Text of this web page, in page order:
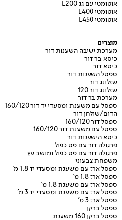
אוטומטי עם גג L200
אוטומטי L400
אוטומטי L450
מוצרים
מערכת ישיבה השענות דור
כיסא בר דור
כיסא דור
ספסל השענות דור
שזלונג דור
שזלונג דור 120
מערכת בר דור
ספסל עם משענת ומסעדי יד דור 160/120
הדום/שולחן דור
ספסל דור 160/120
ספסל עם משענת דור 160/120
כיסא הישענות דור
פרגולה דור עם פס כפול
פרגולה דור עם פס כפול ומושב עץ
משפחת צבעוני
ספסל ארז עם משענת ומסעדי יד 1.8 מ'
ספסל ארז 1.8 מ'
ספסל ארז עם משענת 1.8 מ'
ספסל ארז עם משענת ומסעדי יד 3 מ'
ספסל ארז 3 מ'
ספסל ברקן
ספסל ברקן 160 משענת